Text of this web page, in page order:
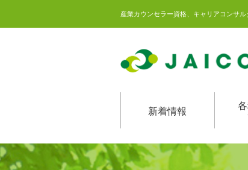
産業カウンセラー資格、キャリアコンサ
新着情報